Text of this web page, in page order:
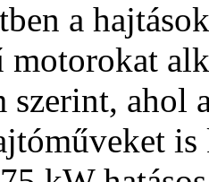
a
motorokat
szerint, ahol